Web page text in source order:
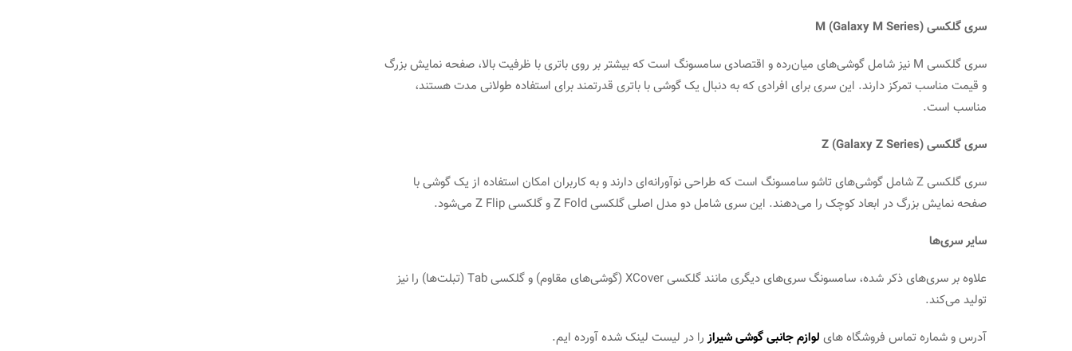
سری گلکسی M (Galaxy M Series)
سری گلکسی M نیز شامل گوشی‌های میان‌رده و اقتصادی سامسونگ است که بیشتر بر روی باتری با ظرفیت بالا، صفحه نمایش بزرگ
و قیمت مناسب تمرکز دارند. این سری برای افرادی که به دنبال یک گوشی با باتری قدرتمند برای استفاده طولانی مدت هستند،
مناسب است.
سری گلکسی Z (Galaxy Z Series)
سری گلکسی Z شامل گوشی‌های تاشو سامسونگ است که طراحی نوآورانه‌ای دارند و به کاربران امکان استفاده از یک گوشی با
صفحه نمایش بزرگ در ابعاد کوچک را می‌دهند. این سری شامل دو مدل اصلی گلکسی Z Fold و گلکسی Z Flip می‌شود.
سایر سری‌ها
علاوه بر سری‌های ذکر شده، سامسونگ سری‌های دیگری مانند گلکسی XCover (گوشی‌های مقاوم) و گلکسی Tab (تبلت‌ها) را نیز
تولید می‌کند.
آدرس و شماره تماس فروشگاه های لوازم جانبی گوشی شیراز را در لیست لینک شده آورده ایم.